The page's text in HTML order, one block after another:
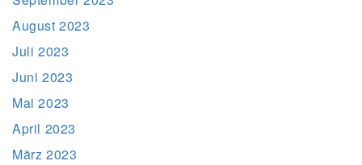
August 2023
Juli 2023
Juni 2023
Mai 2023
April 2023
März 2023